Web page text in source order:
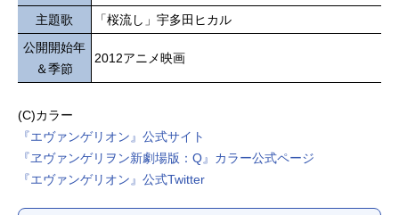
主題歌
「桜流し」宇多田ヒカル
公開開始年
＆季節
2012アニメ映画
(C)カラー
『エヴァンゲリオン』公式サイト
『ヱヴァンゲリヲン新劇場版：Q』カラー公式ページ
『エヴァンゲリオン』公式Twitter